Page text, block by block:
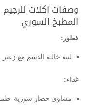
وصفات اكلات
المطبخ السوري
فطور:
لبنة خالية الدسم مع
غداء:
مشاوي خضار سورية: